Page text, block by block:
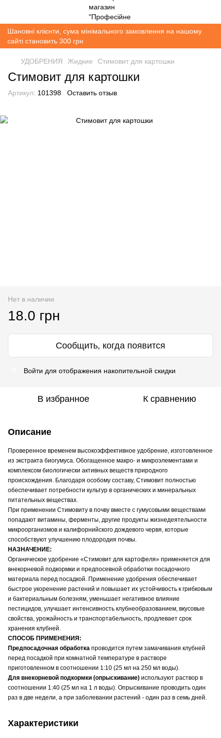
Шановні клієнти, сума мінімального замовлення на нашому
сайті становить 300 грн
УДОБРЕНИЯ Жидкие Стимовит для картошки
Стимовит для картошки
Артикул: 101398 Оставить отзыв
Нет в наличии
18.0 грн
Сообщить, когда появится
Войти для отображения накопительной скидки
В избранное К сравнению
Описание
Проверенное временем высокоэффективное удобрение, изготовленное
из экстракта биогумуса. Обогащенное макро- и микроэлементами и
комплексом биологически активных веществ природного
происхождения. Благодаря особому составу, Стимовит полностью
обеспечивает потребности культур в органических и минеральных
питательных веществах.
При применении Стимовиту в почву вместе с гумусовыми веществами
попадают витамины, ферменты, другие продукты жизнедеятельности
микроорганизмов и калифорнийского дождевого червя, которые
способствуют улучшению плодородия почвы.
НАЗНАЧЕНИЕ:
Органическое удобрение «Стимовит для картофеля» применяется для
внекорневой подкормки и предпосевной обработки посадочного
материала перед посадкой. Применение удобрения обеспечивает
быстрое укоренение растений и повышает их устойчивость к грибковым
и бактериальным болезням, уменьшает негативное влияние
пестицидов, улучшает интенсивность клубнеобразованием, вкусовые
свойства, урожайность и транспортабельность, продлевает срок
хранения клубней.
СПОСОБ ПРИМЕНЕНИЯ:
Предпосадочная обработка проводится путем замачивания клубней
перед посадкой при комнатной температуре в растворе
приготовленном в соотношении 1:10 (25 мл на 250 мл воды).
Для внекорневой подкормки (опрыскивание) используют раствор в
соотношении 1:40 (25 мл на 1 л воды). Опрыскивание проводить один
раз в две недели, а при заболевании растений - один раз в семь дней.
Характеристики